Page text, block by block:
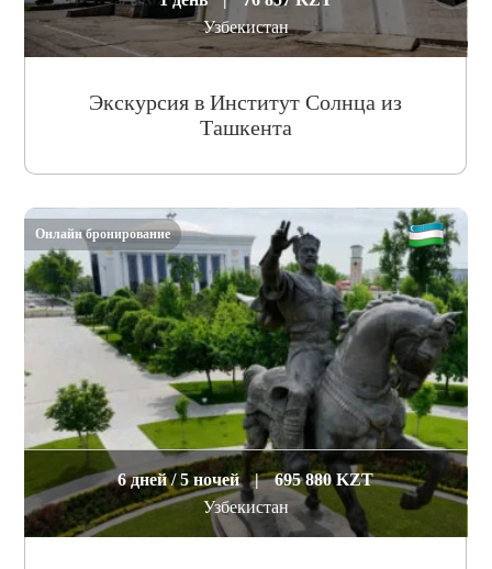
Узбекистан
Экскурсия в Институт Солнца из
Ташкента
6 дней / 5 ночей |
695 880 KZT
Узбекистан
Онлайн бронирование